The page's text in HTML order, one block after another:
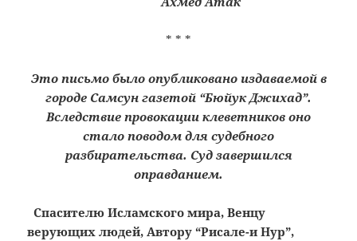
* * *
Это письмо было опубликовано издаваемой в
городе Самсун газетой “Бюйук Джихад”.
Вследствие провокации клеветников оно
стало поводом для судебного
разбирательства. Суд завершился
оправданием.
Спасителю Исламского мира, Венцу
верующих людей, Автору “Рисале-и Нур”,